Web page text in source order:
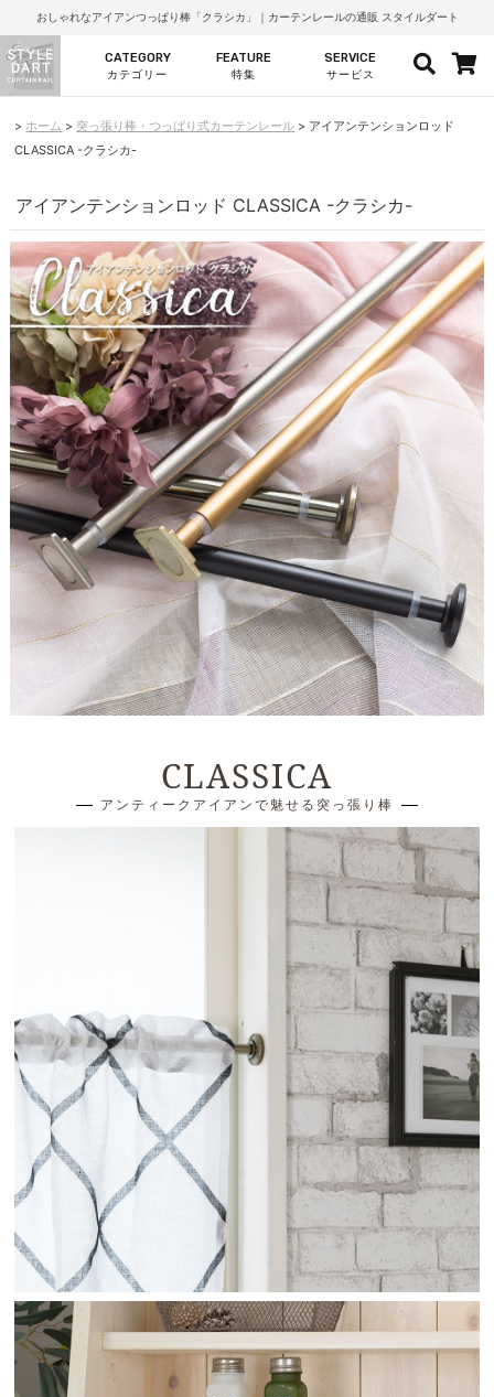
おしゃれなアイアンつっぱり棒「クラシカ」｜カーテンレールの通販 スタイルダート
CATEGORY
カテゴリー
FEATURE
特集
SERVICE
サービス
ホーム 突っ張り棒・つっぱり式カーテンレール
アイアンテンションロッド
CLASSICA -クラシカ-
アイアンテンションロッド CLASSICA -クラシカ-
CLASSICA
アンティークアイアンで魅せる突っ張り棒